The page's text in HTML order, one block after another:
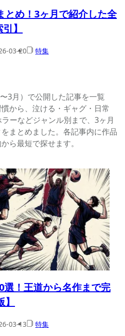
とめ！3ヶ月で紹介した全
】
03-20 特集
3月）で公開した記事を一覧
から、泣ける・ギャグ・日常
ーなどジャンル別まで、3ヶ月
まとめました。各記事内に作品
ら最短で探せます。
選！王道から名作まで完
03-13 特集